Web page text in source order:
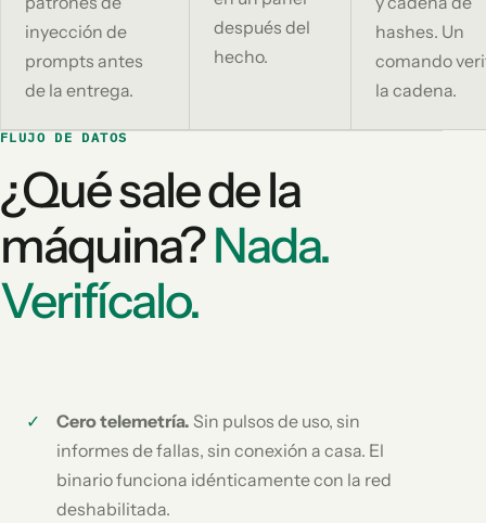
inyección de
prompts antes
de la entrega.
después del
hecho.
hashes. Un
comando
la cadena.
FLUJO DE DATOS
¿Qué sale de la
máquina?Nada.
Verifícalo.
Cero telemetría. Sin pulsos de uso, sin
informes de fallas, sin conexión a casa. El
binario funciona idénticamente con la red
deshabilitada.